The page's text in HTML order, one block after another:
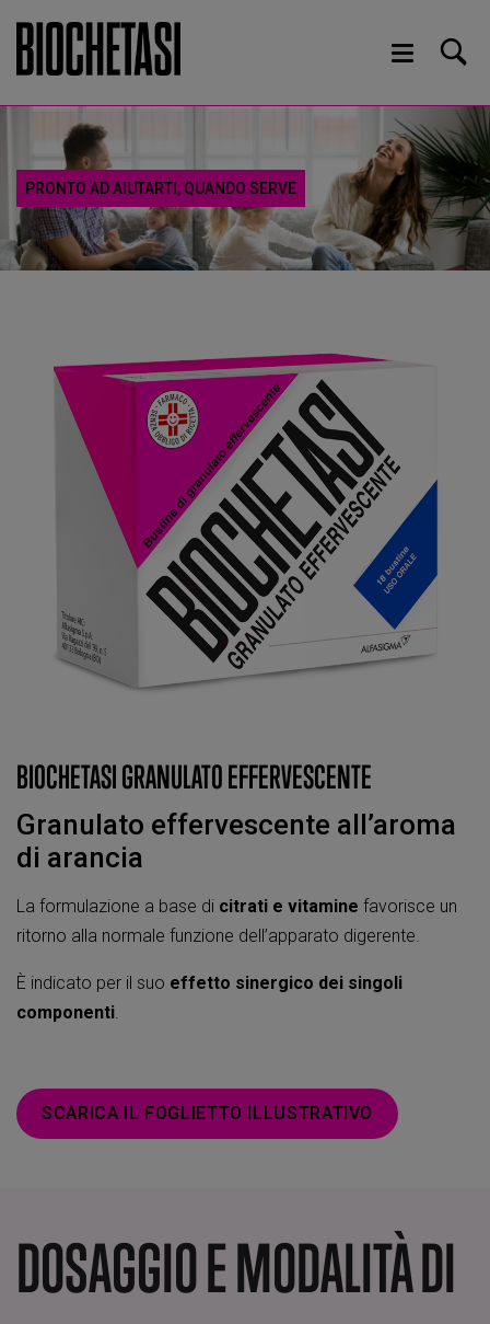
PRONTO AD AIUTARTI, QUANDO SERVE
BIOCHETASI GRANULATO EFFERVESCENTE
Granulato effervescente all’aroma
di arancia
La formulazione a base di citrati e vitamine favorisce un
ritorno alla normale funzione dell’apparato digerente.
È indicato per il suo effetto sinergico dei singoli
componenti.
SCARICA IL FOGLIETTO ILLUSTRATIVO
DOSAGGIO E MODALITÀ DI